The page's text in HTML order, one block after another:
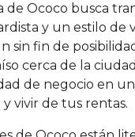
de Ococo busca
y un estilo de
sin fin de
cerca de la
de negocio en
vivir de tus rentas.